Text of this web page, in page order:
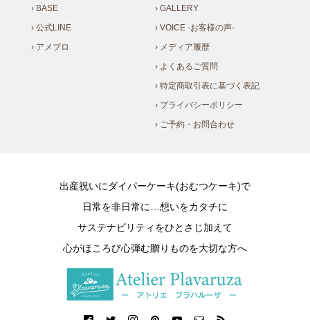
› BASE
› 公式LINE
› アメブロ
› GALLERY
› VOICE -お客様の声-
› メディア履歴
› よくあるご質問
› 特定商取引表に基づく表記
› プライバシーポリシー
› ご予約・お問合わせ
出産祝いにダイパーケーキ(おむつケーキ)で
日常を非日常に…想いをカタチに
サステナビリティをひとさじ加えて
心がほころび心弾む贈りものを大切な方へ